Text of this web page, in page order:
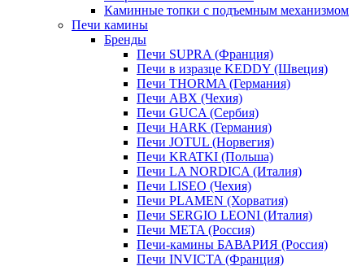
Каминные топки с подъемным механизмом
Печи камины
Бренды
Печи SUPRA (Франция)
Печи в изразце KEDDY (Швеция)
Печи THORMA (Германия)
Печи ABX (Чехия)
Печи GUCA (Сербия)
Печи HARK (Германия)
Печи JOTUL (Норвегия)
Печи KRATKI (Польша)
Печи LA NORDICA (Италия)
Печи LISEO (Чехия)
Печи PLAMEN (Хорватия)
Печи SERGIO LEONI (Италия)
Печи META (Россия)
Печи-камины БАВАРИЯ (Россия)
Печи INVICTA (Франция)